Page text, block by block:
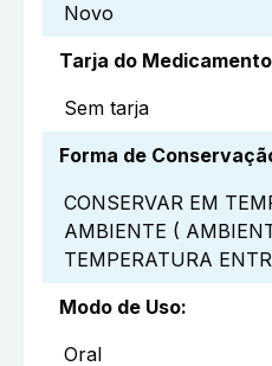
Novo
Tarja do Medicamento
Sem tarja
Forma de
CONSERVAR EM
AMBIENTE (
TEMPERATURA
Modo de Uso:
Oral